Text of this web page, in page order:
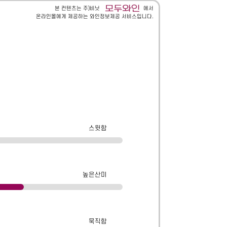
본 컨텐츠는 주)비닛
에서
온라인몰에게 제공하는 와인정보제공 서비스입니다.
스윗함
높은산미
묵직함